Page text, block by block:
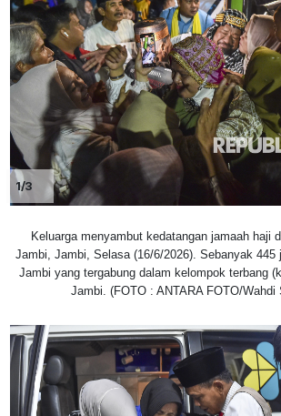
1/3
Keluarga menyambut kedatangan jamaah haji
Jambi, Jambi, Selasa (16/6/2026). Sebanyak 445
Jambi yang tergabung dalam kelompok terbang
Jambi. (FOTO : ANTARA FOTO/Wahdi